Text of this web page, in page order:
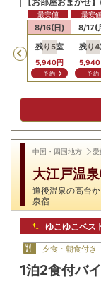
Previous
8/16(日)
残り 5室
5,940円
予約
最安値
8/17(
残り4
5,940
予約
最安
中国・四国地方 愛
大江戸温
道後温泉の高台
泉宿
ゆこゆこベス
夕食・朝食付き
1泊2食付バ